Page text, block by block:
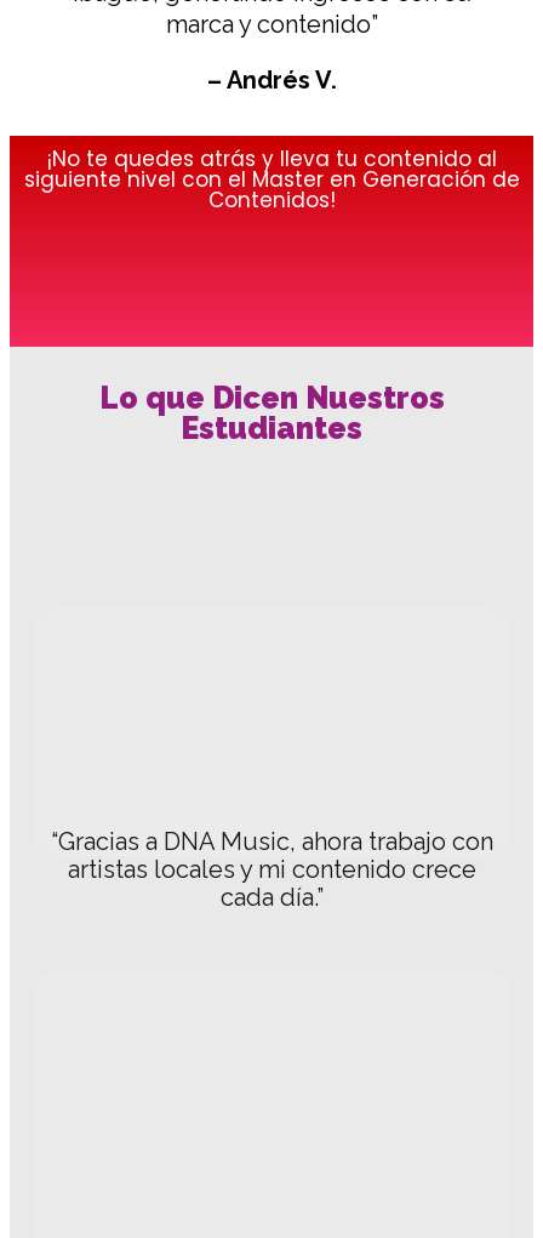
marca y contenido”
– Andrés V.
¡No te quedes atrás y lleva tu contenido al
siguiente nivel con el Master en Generación de
Contenidos!
Lo que Dicen Nuestros
Estudiantes
“Gracias a DNA Music, ahora trabajo con
artistas locales y mi contenido crece
cada día.”